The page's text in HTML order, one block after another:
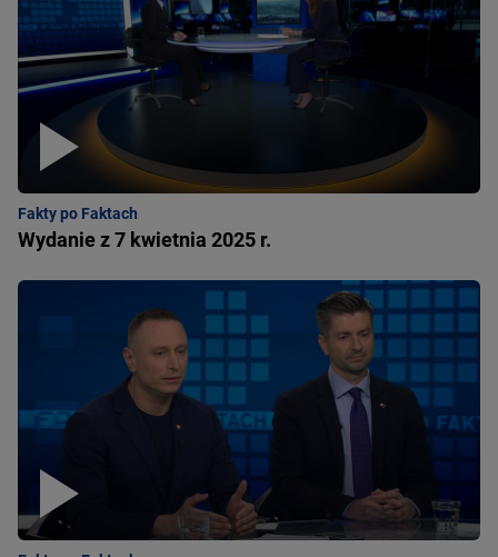
Fakty po Faktach
Wydanie z 7 kwietnia 2025 r.